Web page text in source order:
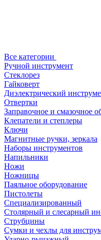
Все категории
Ручной инструмент
Стеклорез
Гайковерт
Диэлектрический
Отвертки
Заправочное и смазочное
Клепатели и степлеры
Ключи
Магнитные ручки, зеркала
Наборы инструментов
Напильники
Ножи
Ножницы
Паяльное оборудование
Пистолеты
Специализированный
Столярный и слесарный
Струбцины
Сумки и чехлы для